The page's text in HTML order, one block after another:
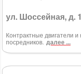
ул. Шоссейная, д.
Контрактные двигатели
посредников. далее ...